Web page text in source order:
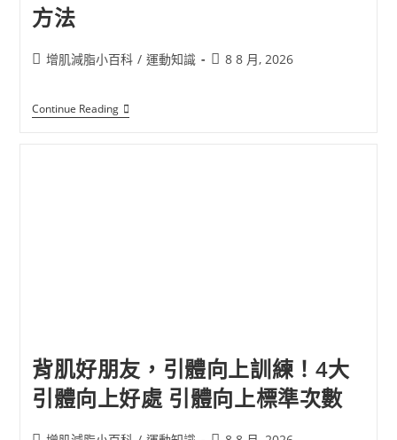
方法
增肌減脂小百科 / 運動知識 8 8 月, 2026
Continue Reading
背肌好朋友，引體向上訓練！4大
引體向上好處 引體向上標準次數